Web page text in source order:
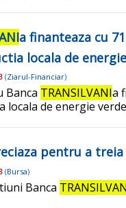
a finanteaza cu
locala de
(Ziarul-Financiar)
Banca TRANSILVANIa
locala de energie
pentru a
(Bursa)
Banca